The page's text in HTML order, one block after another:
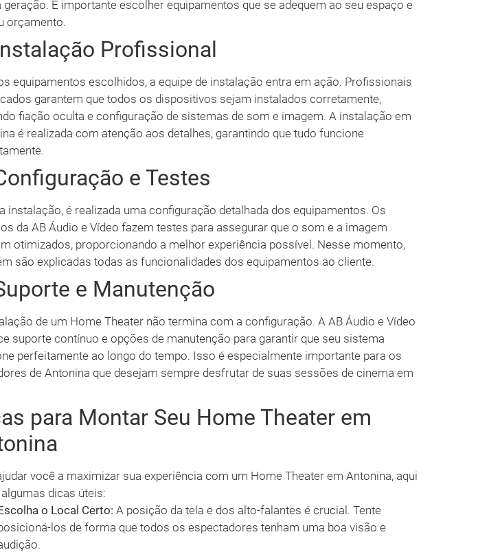
geração. É importante escolher equipamentos que se adequem ao seu espaço e
orçamento.
Profissional
equipamentos escolhidos, a equipe de instalação entra em ação. Profissionais
garantem que todos os dispositivos sejam instalados corretamente,
fiação oculta e configuração de sistemas de som e imagem. A instalação em
é realizada com atenção aos detalhes, garantindo que tudo funcione
e Testes
instalação, é realizada uma configuração detalhada dos equipamentos. Os
da AB Áudio e Vídeo fazem testes para assegurar que o som e a imagem
otimizados, proporcionando a melhor experiência possível. Nesse momento,
são explicadas todas as funcionalidades dos equipamentos ao cliente.
e Manutenção
de um Home Theater não termina com a configuração. A AB Áudio e Vídeo
suporte contínuo e opções de manutenção para garantir que seu sistema
perfeitamente ao longo do tempo. Isso é especialmente importante para os
de Antonina que desejam sempre desfrutar de suas sessões de cinema em
para Montar Seu Home Theater em
você a maximizar sua experiência com um Home Theater em Antonina, aqui
dicas úteis:
o Local Certo: A posição da tela e dos alto-falantes é crucial. Tente
los de forma que todos os espectadores tenham uma boa visão e